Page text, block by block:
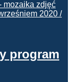
program